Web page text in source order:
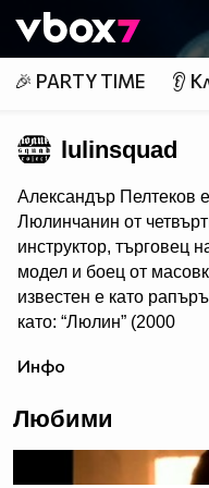
👾
🎉 PARTY TIME 👂
lulinsquad
Александър Пелтеков
Люлинчанин от
инструктор, търговец
модел и боец от
известен е като
като: “Люлин” (2000
(2011),
Александър Атанасов
както е известен на
Инфо
Любими